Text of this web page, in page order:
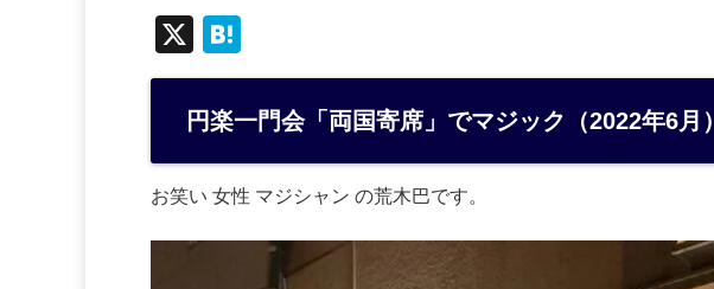
X
at
e
a
円楽一門会「両国寄席」でマジック（2022年6月）
お笑い 女性 マジシャン の荒木巴です。